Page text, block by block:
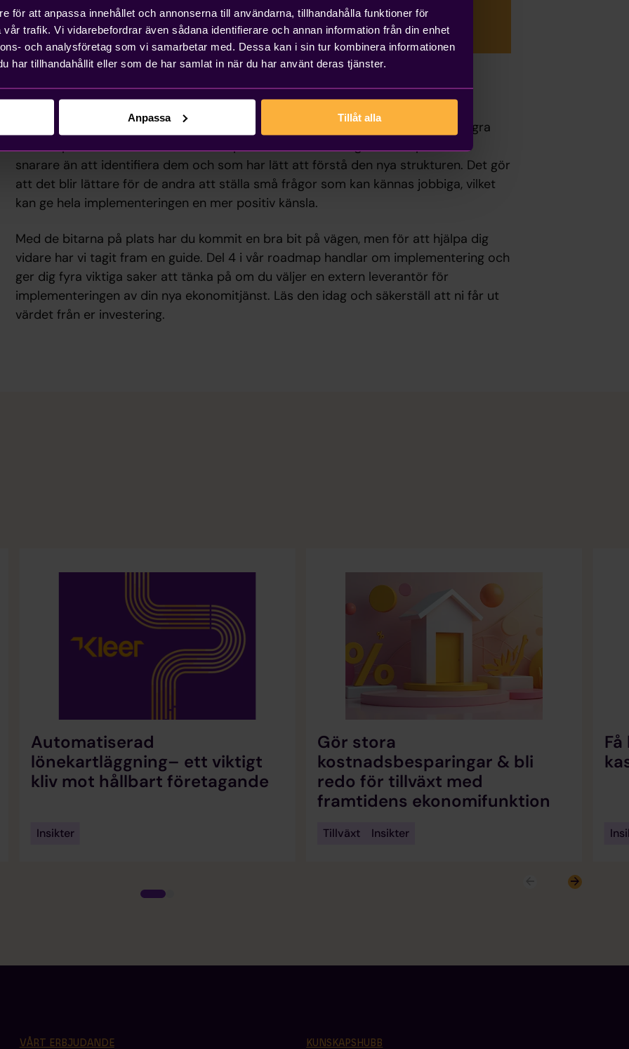
för att anpassa innehållet och annonserna till användarna, tillhandahålla funktioner för
trafik. Vi vidarebefordrar även sådana identifierare och annan information från din enhet
och analysföretag som vi samarbetar med. Dessa kan i sin tur kombinera informationen
har tillhandahållit eller som de har samlat in när du har använt deras tjänster.
Anpassa Tillåt alla
implementationschef.
Hitta era experter
Utöver allmän information om systemet kan det vara värt att specialutbilda några
snarare än att identifiera dem och som har lätt att förstå den nya strukturen. Det gör
att det blir lättare för de andra att ställa små frågor som kan kännas jobbiga, vilket
kan ge hela implementeringen en mer positiv känsla.
Med de bitarna på plats har du kommit en bra bit på vägen, men för att hjälpa dig
vidare har vi tagit fram en guide. Del 4 i vår roadmap handlar om implementering och
ger dig fyra viktiga saker att tänka på om du väljer en extern leverantör för
implementeringen av din nya ekonomitjänst. Läs den idag och säkerställ att ni får ut
värdet från er investering.
Automatiserad
lönekartläggning– ett viktigt
kliv mot hållbart företagande
Insikter
Gör stora
kostnadsbesparingar & bli
redo för tillväxt med
framtidens ekonomifunktion
Tillväxt Insikter
VÅRT ERBJUDANDE KUNSKAPSHUBB